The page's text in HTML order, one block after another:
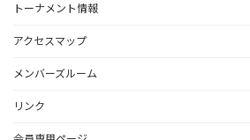
トーナメント情報
アクセスマップ
メンバーズルーム
リンク